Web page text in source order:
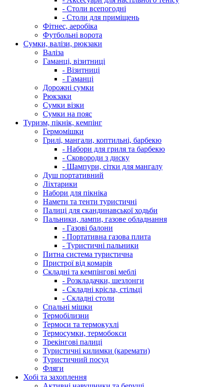
- Столи всепогодні
- Столи для приміщень
Фітнес, аеробіка
Футбольні ворота
Сумки, валізи, рюкзаки
Валіза
Гаманці, візитниці
- Візитниці
- Гаманці
Дорожні сумки
Рюкзаки
Сумки візки
Сумки на пояс
Туризм, пікнік, кемпінг
Гермомішки
Грилі, мангали, коптильні, барбекю
- Набори для гриля та барбекю
- Сковороди з диску
- Шампури, сітки для мангалу
Душ портативний
Ліхтарики
Набори для пікніка
Намети та тенти туристичні
Палиці для скандинавської ходьби
Пальники, лампи, газове обладнання
- Газові балони
- Портативна газова плита
- Туристичні пальники
Питна система туристична
Пристрої від комарів
Складні та кемпінгові меблі
- Розкладачки, шезлонги
- Складні крісла, стільці
- Складні столи
Спальні мішки
Термобілизни
Термоси та термокухлі
Термосумки, термобокси
Трекінгові палиці
Туристичні килимки (каремати)
Туристичний посуд
Фляги
Хобі та захоплення